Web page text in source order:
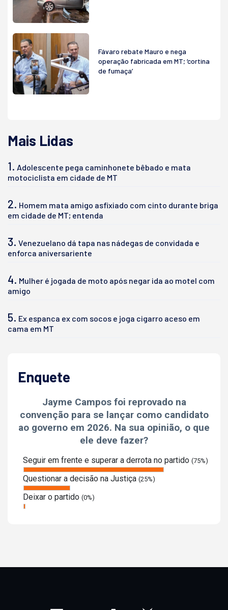
Fávaro rebate Mauro e nega
operação fabricada em MT; ‘cortina
de fumaça’
Mais Lidas
1. Adolescente pega caminhonete bêbado e mata
motociclista em cidade de MT
2. Homem mata amigo asfixiado com cinto durante briga
em cidade de MT; entenda
3. Venezuelano dá tapa nas nádegas de convidada e
enforca aniversariente
4. Mulher é jogada de moto após negar ida ao motel com
amigo
5. Ex espanca ex com socos e joga cigarro aceso em
cama em MT
Enquete
Jayme Campos foi reprovado na
convenção para se lançar como candidato
ao governo em 2026. Na sua opinião, o que
ele deve fazer?
Seguir em frente e superar a derrota no partido (75%)
Questionar a decisão na Justiça (25%)
Deixar o partido (0%)